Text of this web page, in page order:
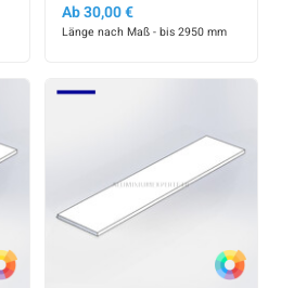
Ab 30,00 €
Länge nach Maß - bis 2950 mm